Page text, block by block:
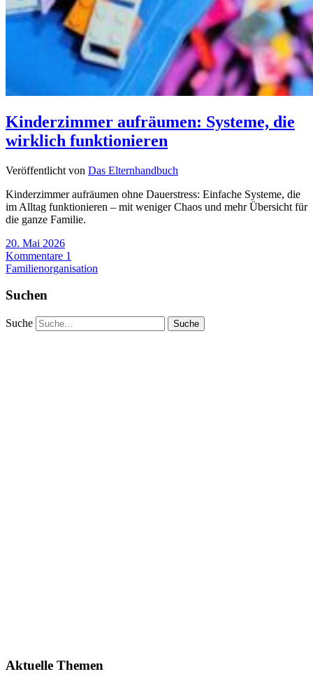
Kinderzimmer aufräumen: Systeme, die
wirklich funktionieren
Veröffentlicht von Das Elternhandbuch
Kinderzimmer aufräumen ohne Dauerstress: Einfache Systeme, die
im Alltag funktionieren – mit weniger Chaos und mehr Übersicht für
die ganze Familie.
20. Mai 2026
Kommentare 1
Familienorganisation
Suchen
Suche
Aktuelle Themen